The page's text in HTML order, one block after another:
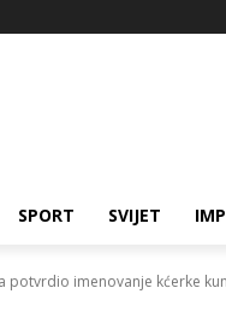
SPORT SVIJET
imenovanje kćerke